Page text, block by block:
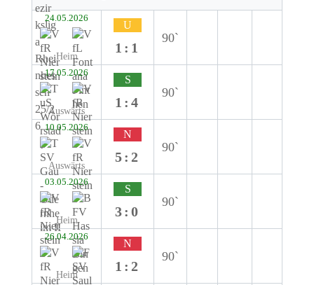
24.05.2026
Heim
U
1:1
90`
17.05.2026
Auswärts
S
1:4
90`
10.05.2026
Auswärts
N
5:2
90`
03.05.2026
Heim
S
3:0
90`
26.04.2026
Heim
N
1:2
90`